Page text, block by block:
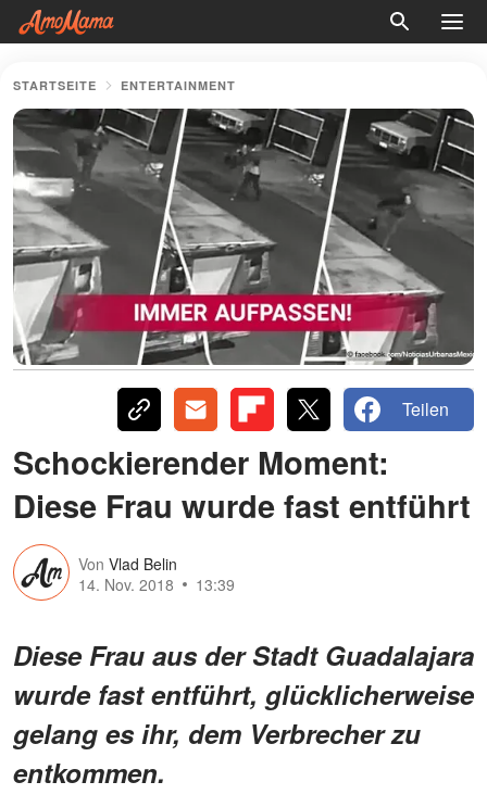
STARTSEITE ENTERTAINMENT
Teilen
Schockierender Moment:
Diese Frau wurde fast entführt
Von Vlad Belin
14. Nov. 2018
13:39
Diese Frau aus der Stadt Guadalajara
wurde fast entführt, glücklicherweise
gelang es ihr, dem Verbrecher zu
entkommen.